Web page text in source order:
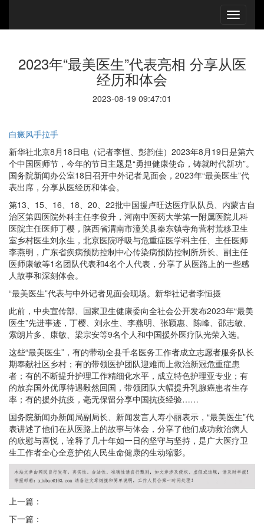
2023年“最美医生”代表亮相 分享从医
经历和体会
2023-08-19 09:47:01
白癜风手拉手
新华社北京8月18日电（记者李恒、彭韵佳）2023年8月19日是第六
个中国医师节，今年的节日主题是“勇担健康使命，铸就时代新功”。
国务院新闻办公室18日召开中外记者见面会，2023年“最美医生”代
表出席，分享从医经历和体会。
第13、15、16、18、20、22批中国援卢旺达医疗队队员、内蒙古自
治区第四医院外科主任李俊升，河南中医药大学第一附属医院儿科
医院主任医师丁樱，陕西省渭南市潼关县秦东镇寺角营村荒移卫生
室乡村医生刘永生，北京医院呼吸与危重症医学科主任、主任医师
李燕明，广东省疾病预防控制中心传染病预防控制所所长、副主任
医师康敏等1名团队代表和4名个人代表，分享了从医路上的一些感
人故事和深刻体会。
“最美医生”代表与中外记者见面会现场。新华社记者李恒摄
此前，中央宣传部、国家卫生健康委向全社会公开发布2023年“最美
医生”先进事迹，丁樱、刘永生、李燕明、张颖惠、陈峰、邵志敏、
索朗片多、康敏、梁宗安等9名个人和中国援外医疗队光荣入选。
这些“最美医生”，有的带动全县千名医务工作者成立志愿者服务队长
期奉献社区乡村；有的带领医护团队迎难而上救治新冠危重症患
者；有的不断提升护理工作精细化水平，成立特色护理亚专业；有
的放弃国外优厚待遇毅然回国，带领团队大幅提升乳腺癌患者生存
率；有的援外抗疫，毫无保留分享中国抗疫经验……
国务院新闻办新闻局副局长、新闻发言人寿小丽表示，“最美医生”代
表讲述了他们在从医路上的故事与体会，分享了他们成功救治病人
的欣慰与喜悦，诠释了几十年如一日的坚守与坚持，是广大医疗卫
生工作者全心全意护佑人民生命健康的生动缩影。
上一篇：
下一篇：